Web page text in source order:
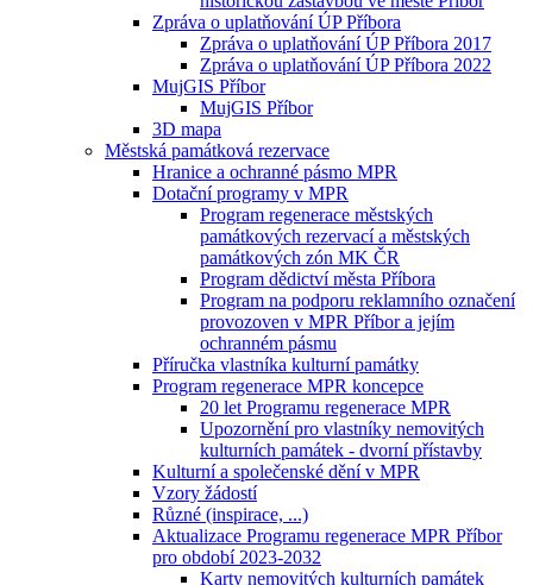
Zpráva o uplatňování ÚP Příbora
Zpráva o uplatňování ÚP Příbora 2017
Zpráva o uplatňování ÚP Příbora 2022
MujGIS Příbor
MujGIS Příbor
3D mapa
Městská památková rezervace
Hranice a ochranné pásmo MPR
Dotační programy v MPR
Program regenerace městských
památkových rezervací a městských
památkových zón MK ČR
Program dědictví města Příbora
Program na podporu reklamního označení
provozoven v MPR Příbor a jejím
ochranném pásmu
Příručka vlastníka kulturní památky
Program regenerace MPR koncepce
20 let Programu regenerace MPR
Upozornění pro vlastníky nemovitých
kulturních památek - dvorní přístavby
Kulturní a společenské dění v MPR
Vzory žádostí
Různé (inspirace, ...)
Aktualizace Programu regenerace MPR Příbor
pro období 2023-2032
Karty nemovitých kulturních památek